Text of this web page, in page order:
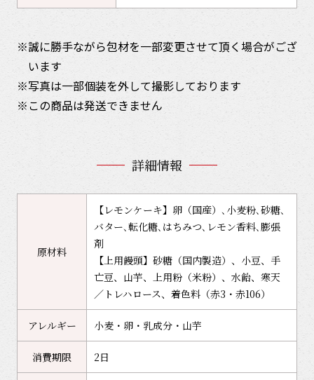
誠に勝手ながら包材を一部変更させて頂く場合がござ
います
写真は一部個装を外して撮影しております
この商品は発送できません
詳細情報
原材料
【レモンケーキ】卵（国産）､小麦粉､砂糖､
バター､転化糖､はちみつ､レモン香料､膨張
剤
【上用饅頭】砂糖（国内製造）、小豆、手
亡豆、山芋、上用粉（米粉）、水飴、寒天
／トレハロース、着色料（赤3・赤106）
アレルギー 小麦・卵・乳成分・山芋
消費期限 2日